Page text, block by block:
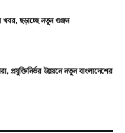
খবর, ছড়াচ্ছে নতুন গুঞ্জন
প্রযুক্তিনির্ভর উন্নয়নে নতুন বাংলাদেশের